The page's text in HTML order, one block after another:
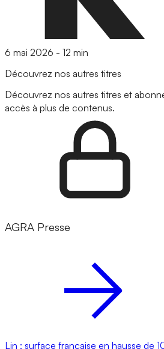
6 mai 2026 - 12 min
Découvrez nos autres titres
Découvrez nos autres titres et
accès à plus de contenus.
AGRA Presse
Lin : surface française en hausse de